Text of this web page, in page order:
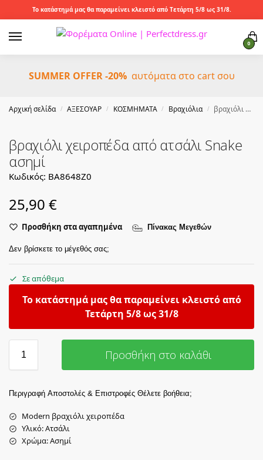
Το κατάστημά μας θα παραμείνει κλειστό από Τετάρτη 5/8 ως 31/8.
0
SUMMER OFFER -20%αυτόματα στο cart σου
Αρχική σελίδα / ΑΞΕΣΟΥΑΡ / ΚΟΣΜΗΜΑΤΑ / Βραχιόλια / βραχιόλι χειροπέδα από ατσάλι Snake ασημί
βραχιόλι χειροπέδα από ατσάλι Snake
ασημί
Κωδικός: BA8648Z0
25,90 €
Προσθήκη στα αγαπημένα Πίνακας Μεγεθών
Δεν βρίσκετε το μέγεθός σας;
Σε απόθεμα
Το κατάστημά μας θα παραμείνει κλειστό από
Τετάρτη 5/8 ως 31/8
Προσθήκη στο καλάθι
Περιγραφή Αποστολές & Επιστροφές Θέλετε βοήθεια;
Modern βραχιόλι χειροπέδα
Υλικό: Aτσάλι
Χρώμα: Ασημί